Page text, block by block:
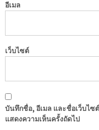
อีเมล
เว็บไซต์
บันทึกชื่อ, อีเมล และชื่อเว็บไซ
แสดงความเห็นครั้งถัดไป